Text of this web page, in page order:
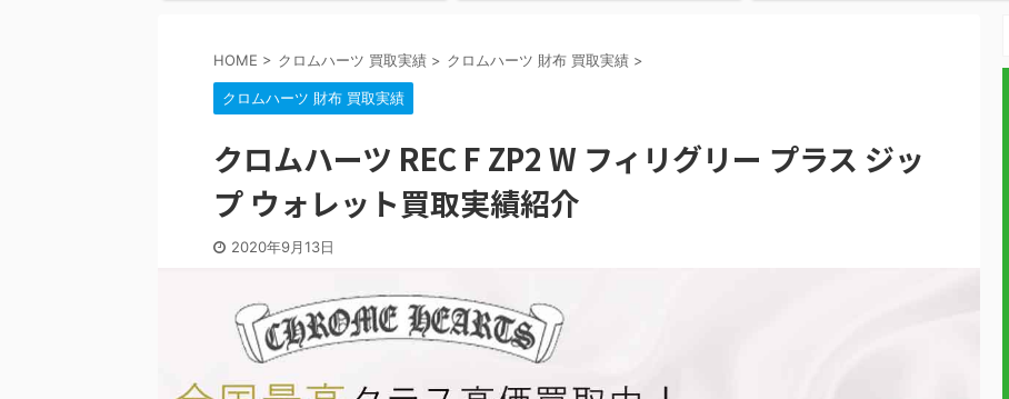
HOME > クロムハーツ 買取実績 > クロムハーツ 財布 買取実績 >
クロムハーツ 財布 買取実績
クロムハーツ REC F ZP2 W フィリグリー プラス ジッ
プ ウォレット買取実績紹介
2020年9月13日